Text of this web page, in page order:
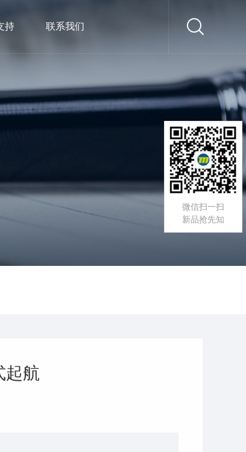
持 联系我们
起航
微信扫一扫
新品抢先知